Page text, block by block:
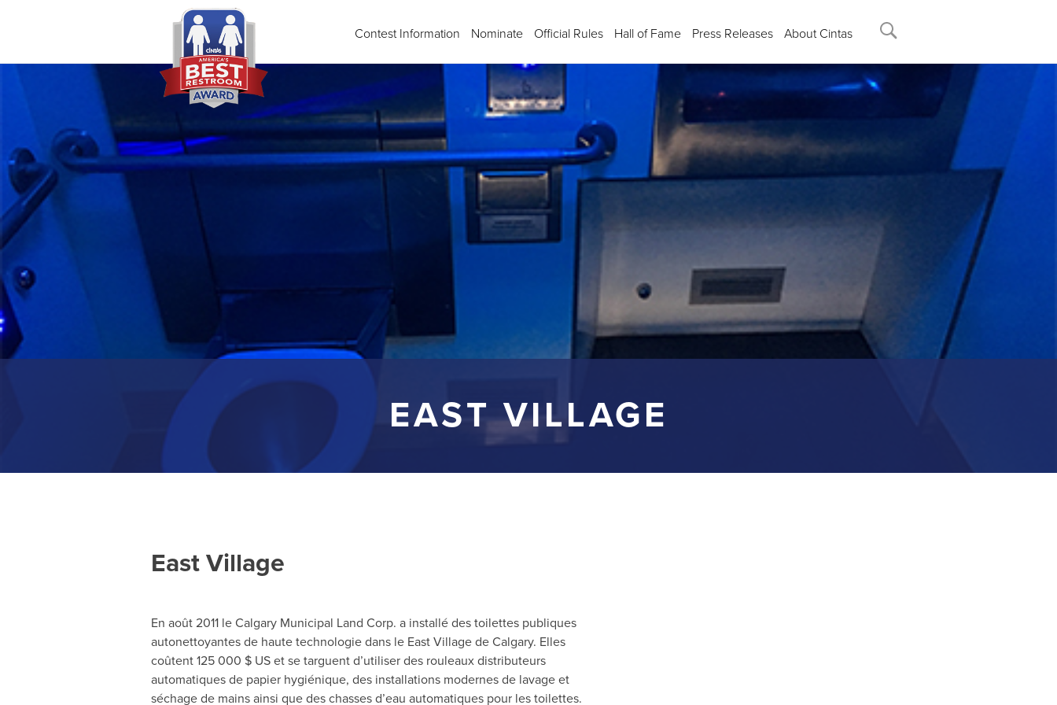
Contest Information Nominate Official Rules Hall of Fame Press Releases About Cintas
EAST VILLAGE
East Village
En août 2011 le Calgary Municipal Land Corp. a installé des toilettes publiques
autonettoyantes de haute technologie dans le East Village de Calgary. Elles
coûtent 125 000 $ US et se targuent d’utiliser des rouleaux distributeurs
automatiques de papier hygiénique, des installations modernes de lavage et
séchage de mains ainsi que des chasses d’eau automatiques pour les toilettes.